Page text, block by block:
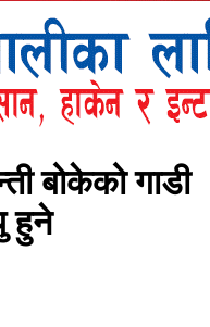
बोकेको गाडी
हुने